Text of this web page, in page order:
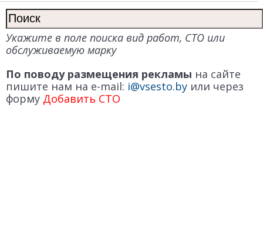
Укажите в поле поиска вид работ, СТО или
обслуживаемую марку
По поводу размещения рекламы на сайте
пишите нам на e-mail: i@vsesto.by или через
форму Добавить СТО